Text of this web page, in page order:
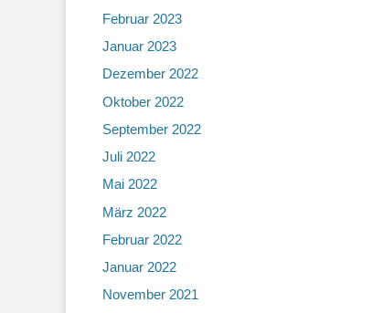
Februar 2023
Januar 2023
Dezember 2022
Oktober 2022
September 2022
Juli 2022
Mai 2022
März 2022
Februar 2022
Januar 2022
November 2021